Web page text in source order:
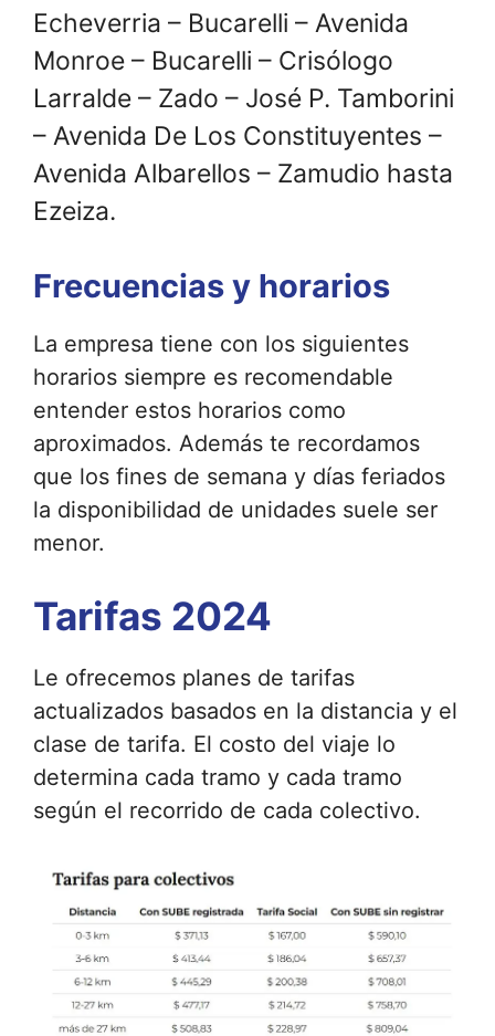
Echeverria – Bucarelli – Avenida
Monroe – Bucarelli – Crisólogo
Larralde – Zado – José P. Tamborini
– Avenida De Los Constituyentes –
Avenida Albarellos – Zamudio hasta
Ezeiza.
Frecuencias y horarios
La empresa tiene con los siguientes
horarios siempre es recomendable
entender estos horarios como
aproximados. Además te recordamos
que los fines de semana y días feriados
la disponibilidad de unidades suele ser
menor.
Tarifas 2024
Le ofrecemos planes de tarifas
actualizados basados ​​en la distancia y el
clase de tarifa. El costo del viaje lo
determina cada tramo y cada tramo
según el recorrido de cada colectivo.